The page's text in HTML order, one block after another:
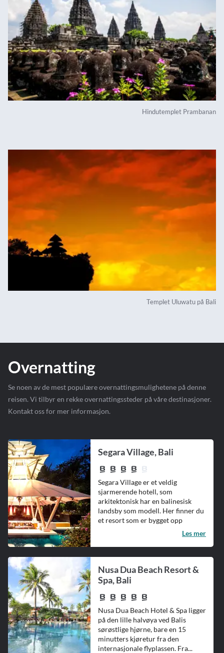
Hindutemplet Prambanan
Templet Uluwatu på Bali
Overnatting
Se noen av de mest populære overnattingsmulighetene på denne
reisen. Vi tilbyr en rekke overnattingssteder på våre destinasjoner.
Kontakt oss for mer informasjon.
Segara Village, Bali
Segara Village er et veldig
sjarmerende hotell, som
arkitektonisk har en balinesisk
landsby som modell. Her finner du
et resort som er bygget opp
Les mer
Nusa Dua Beach Resort &
Spa, Bali
Nusa Dua Beach Hotel & Spa ligger
på den lille halvøya ved Balis
sørøstlige hjørne, bare en 15
minutters kjøretur fra den
internasjonale flyplassen. Fra...